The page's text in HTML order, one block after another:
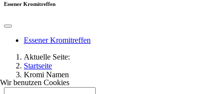
Essener Kromitreffen
Essener Kromitreffen
Aktuelle Seite:
Startseite
Kromi Namen
Wir benutzen Cookies